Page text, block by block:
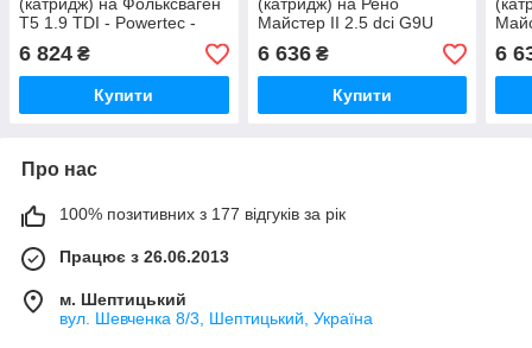
(катридж) на Фольксваген
Т5 1.9 TDI - Powertec -
BV39 54399700009
6 824 ₴
Купити
(катридж) на Рено
Майстер II 2.5 dci G9U
(100 к. с.) (2006-2010) -
Powertec K03
53039700055
6 636₴
Купити
6
Про нас
100% позитивних з 177 відгуків за рік
Працює з 26.06.2013
м. Шептицький
вул. Шевченка 8/3, Шептицький, Україна